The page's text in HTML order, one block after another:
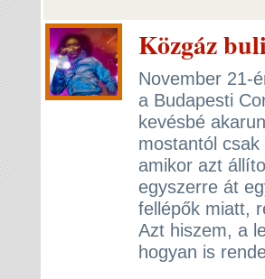
Közgáz
November 21-
a Budapesti
kevésbé
mostantól
amikor azt
egyszerre át
fellépők miatt,
Azt hiszem, a
hogyan is